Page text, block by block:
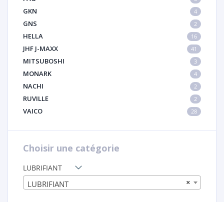
GKN 4
GNS 2
HELLA 16
JHF J-MAXX 41
MITSUBOSHI 3
MONARK 4
NACHI 2
RUVILLE 2
VAICO 28
Choisir une catégorie
LUBRIFIANT
×
LUBRIFIANT